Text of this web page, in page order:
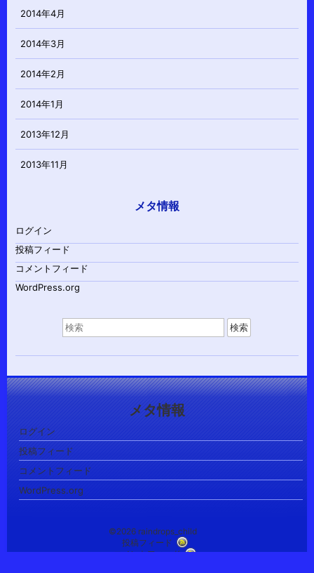
2014年4月
2014年3月
2014年2月
2014年1月
2013年12月
2013年11月
メタ情報
ログイン
投稿フィード
コメントフィード
WordPress.org
索
象:
メタ情報
ログイン
投稿フィード
コメントフィード
WordPress.org
©2026 raindrops_child
投稿フィード
コメントフィード